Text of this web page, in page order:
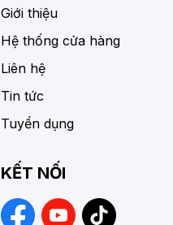
Giới thiệu
Hệ thống cửa hàng
Liên hệ
Tin tức
Tuyển dụng
KẾT NỐI